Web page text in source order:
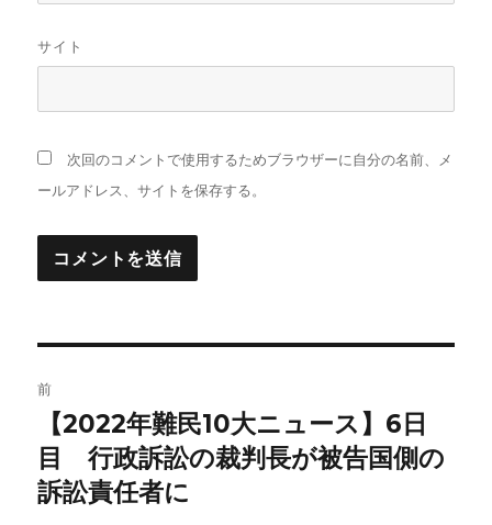
サイト
次回のコメントで使用するためブラウザーに自分の名前、メ
ールアドレス、サイトを保存する。
稿
ナ
ビ
前
の
投
【2022年難民10大ニュース】6日
目 行政訴訟の裁判長が被告国側の
訴訟責任者に